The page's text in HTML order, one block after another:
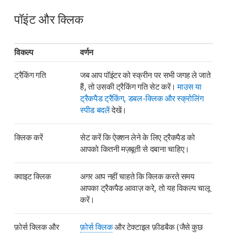
पॉइंट और क्लिक
विकल्प वर्णन
ट्रैकिंग गति
जब आप पॉइंटर को स्क्रीन पर सभी जगह ले जाते
हैं, तो उसकी ट्रैकिंग गति सेट करें।माउस या
ट्रैकपैड ट्रैकिंग, डबल-क्लिक और स्क्रोलिंग
स्पीड बदलेंदेखें।
क्लिक करें
सेट करें कि ऐक्शन लेने के लिए ट्रैकपैड को
आपको कितनी मज़बूती से दबाना चाहिए।
क्वाइट क्लिक
अगर आप नहीं चाहते कि क्लिक करते समय
आपका ट्रैकपैड आवाज़ करे, तो यह विकल्प चालू
करें।
फ़ोर्स क्लिक और
फ़ोर्स क्लिकऔर टेक्टाइल फ़ीडबैक (जैसे कुछ